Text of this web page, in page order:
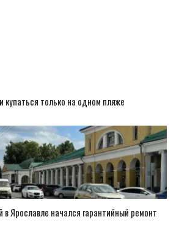
купаться только на одном пляже
в Ярославле начался гарантийный ремонт